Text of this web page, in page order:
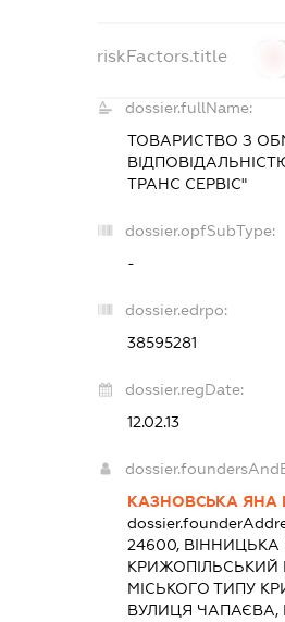
riskFactors.title
dossier.fullName:
ТОВАРИСТВО З
ТРАНС СЕРВІС"
dossier.opfSubType:
-
dossier.edrpo:
38595281
dossier.regDate:
12.02.13
КАЗНОВСЬКА ЯНА
24600, ВІННИЦЬКА
КРИЖОПІЛЬСЬКИЙ
МІСЬКОГО ТИПУ
ВУЛИЦЯ ЧАПАЄВА,